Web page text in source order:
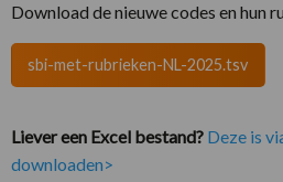
Download de nieuwe codes en hun
sbi-met-rubrieken-NL-2025.tsv
Liever een Excel bestand? Deze is
downloaden>